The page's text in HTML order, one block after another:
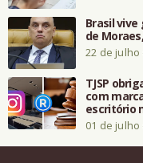
Brasil
de
22 de julho
TJSP
com
escritório
01 de julho